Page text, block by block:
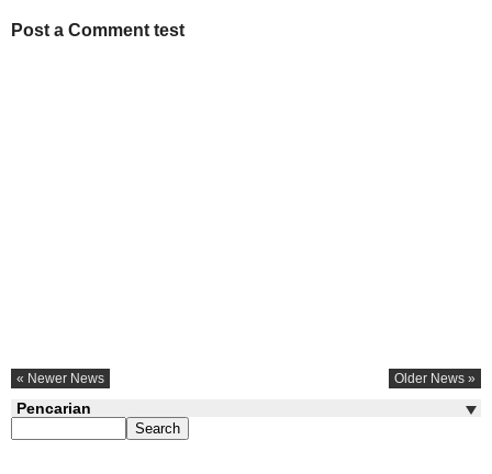
Post a Comment test
« Newer News Older News »
Pencarian